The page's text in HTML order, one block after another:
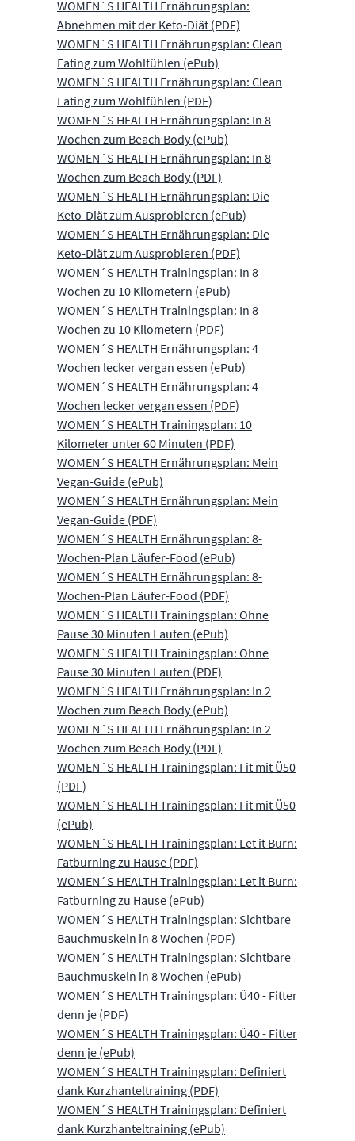
WOMEN´S HEALTH Ernährungsplan:
Abnehmen mit der Keto-Diät (PDF)
WOMEN´S HEALTH Ernährungsplan: Clean
Eating zum Wohlfühlen (ePub)
WOMEN´S HEALTH Ernährungsplan: Clean
Eating zum Wohlfühlen (PDF)
WOMEN´S HEALTH Ernährungsplan: In 8
Wochen zum Beach Body (ePub)
WOMEN´S HEALTH Ernährungsplan: In 8
Wochen zum Beach Body (PDF)
WOMEN´S HEALTH Ernährungsplan: Die
Keto-Diät zum Ausprobieren (ePub)
WOMEN´S HEALTH Ernährungsplan: Die
Keto-Diät zum Ausprobieren (PDF)
WOMEN´S HEALTH Trainingsplan: In 8
Wochen zu 10 Kilometern (ePub)
WOMEN´S HEALTH Trainingsplan: In 8
Wochen zu 10 Kilometern (PDF)
WOMEN´S HEALTH Ernährungsplan: 4
Wochen lecker vergan essen (ePub)
WOMEN´S HEALTH Ernährungsplan: 4
Wochen lecker vergan essen (PDF)
WOMEN´S HEALTH Trainingsplan: 10
Kilometer unter 60 Minuten (PDF)
WOMEN´S HEALTH Ernährungsplan: Mein
Vegan-Guide (ePub)
WOMEN´S HEALTH Ernährungsplan: Mein
Vegan-Guide (PDF)
WOMEN´S HEALTH Ernährungsplan: 8-
Wochen-Plan Läufer-Food (ePub)
WOMEN´S HEALTH Ernährungsplan: 8-
Wochen-Plan Läufer-Food (PDF)
WOMEN´S HEALTH Trainingsplan: Ohne
Pause 30 Minuten Laufen (ePub)
WOMEN´S HEALTH Trainingsplan: Ohne
Pause 30 Minuten Laufen (PDF)
WOMEN´S HEALTH Ernährungsplan: In 2
Wochen zum Beach Body (ePub)
WOMEN´S HEALTH Ernährungsplan: In 2
Wochen zum Beach Body (PDF)
WOMEN´S HEALTH Trainingsplan: Fit mit Ü50
(PDF)
WOMEN´S HEALTH Trainingsplan: Fit mit Ü50
(ePub)
WOMEN´S HEALTH Trainingsplan: Let it Burn:
Fatburning zu Hause (PDF)
WOMEN´S HEALTH Trainingsplan: Let it Burn:
Fatburning zu Hause (ePub)
WOMEN´S HEALTH Trainingsplan: Sichtbare
Bauchmuskeln in 8 Wochen (PDF)
WOMEN´S HEALTH Trainingsplan: Sichtbare
Bauchmuskeln in 8 Wochen (ePub)
WOMEN´S HEALTH Trainingsplan: Ü40 - Fitter
denn je (PDF)
WOMEN´S HEALTH Trainingsplan: Ü40 - Fitter
denn je (ePub)
WOMEN´S HEALTH Trainingsplan: Definiert
dank Kurzhanteltraining (PDF)
WOMEN´S HEALTH Trainingsplan: Definiert
dank Kurzhanteltraining (ePub)